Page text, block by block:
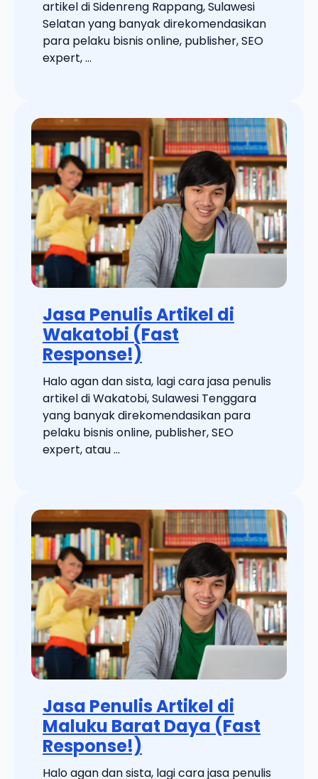
artikel di Sidenreng Rappang, Sulawesi
Selatan yang banyak direkomendasikan
para pelaku bisnis online, publisher, SEO
expert, ...
Jasa Penulis Artikel di
Wakatobi (Fast
Response!)
Halo agan dan sista, lagi cara jasa penulis
artikel di Wakatobi, Sulawesi Tenggara
yang banyak direkomendasikan para
pelaku bisnis online, publisher, SEO
expert, atau ...
Jasa Penulis Artikel di
Maluku Barat Daya (Fast
Response!)
Halo agan dan sista, lagi cara jasa penulis